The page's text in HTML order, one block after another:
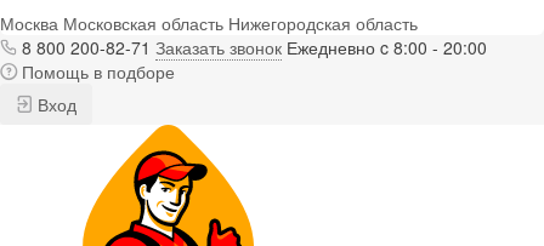
Москва Московская область Нижегородская область
8 800 200-82-71 Заказать звонок Ежедневно c 8:00 - 20:00
Помощь в подборе
Вход